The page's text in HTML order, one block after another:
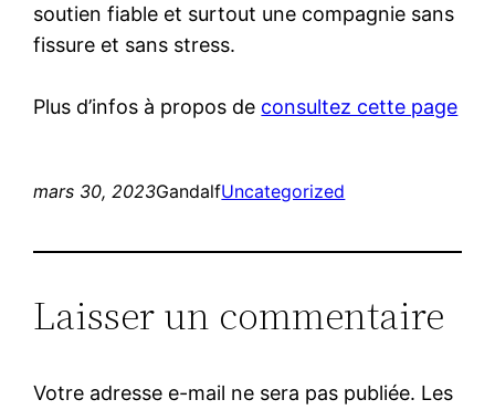
soutien fiable et surtout une compagnie sans
fissure et sans stress.
Plus d’infos à propos de consultez cette page
mars 30, 2023GandalfUncategorized
Laisser un commentaire
Votre adresse e-mail ne sera pas publiée. Les